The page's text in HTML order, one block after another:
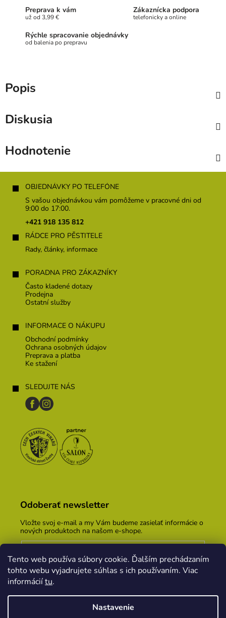
Tento web používa súbory cookie. Ďalším prechádzaním
tohto webu vyjadrujete súhlas s ich používaním. Viac
informáciítu.
Nastavenie
Preprava k vám
už od 3,99 €
Zákaznícka podpora
telefonicky a online
Rýchle spracovanie objednávky
od balenia po prepravu
Popis
Diskusia
Hodnotenie
Z
OBJEDNÁVKY PO TELEFÓNE
S vašou objednávkou vám pomôžeme v pracovné dni od
9:00 do 17:00.
+421 918 135 812
RÁDCE PRO PĚSTITELE
Rady, články, informace
PORADNA PRO ZÁKAZNÍKY
Často kladené dotazy
Prodejna
Ostatní služby
INFORMACE O NÁKUPU
Obchodní podmínky
Ochrana osobných údajov
Preprava a platba
Ke stažení
SLEDUJTE NÁS
Odoberať newsletter
Vložte svoj e-mail a my Vám budeme zasielať informácie o
nových produktoch na našom e-shope.
Vložením e-mailu súhlasíte s podmienkami ochrany
osobných údajov
PRIHLÁSIŤ SA